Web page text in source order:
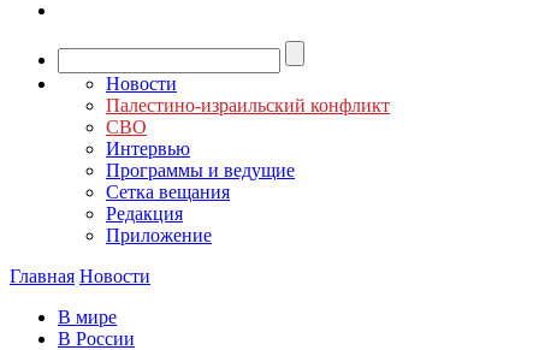
Новости
Палестино-израильский конфликт
СВО
Интервью
Программы и ведущие
Сетка вещания
Редакция
Приложение
Главная Новости
В мире
В России